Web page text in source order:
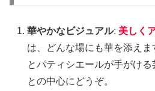
華やかなビジュアル: 美しく
は、どんな場にも華を添え
とパティシエールが手がけ
との中心にどうぞ。